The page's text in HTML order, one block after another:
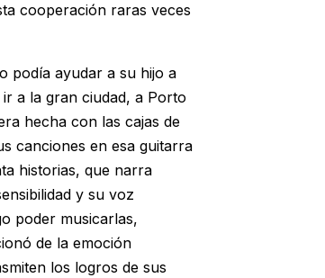
cooperación raras veces
podía ayudar a su hijo a
a la gran ciudad, a Porto
hecha con las cajas de
canciones en esa guitarra
historias, que narra
y su voz
poder musicarlas,
de la emoción
los logros de sus